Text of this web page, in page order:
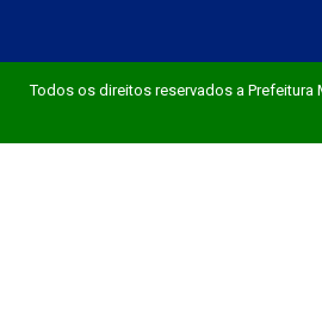
Todos os direitos reservados a Prefeitura